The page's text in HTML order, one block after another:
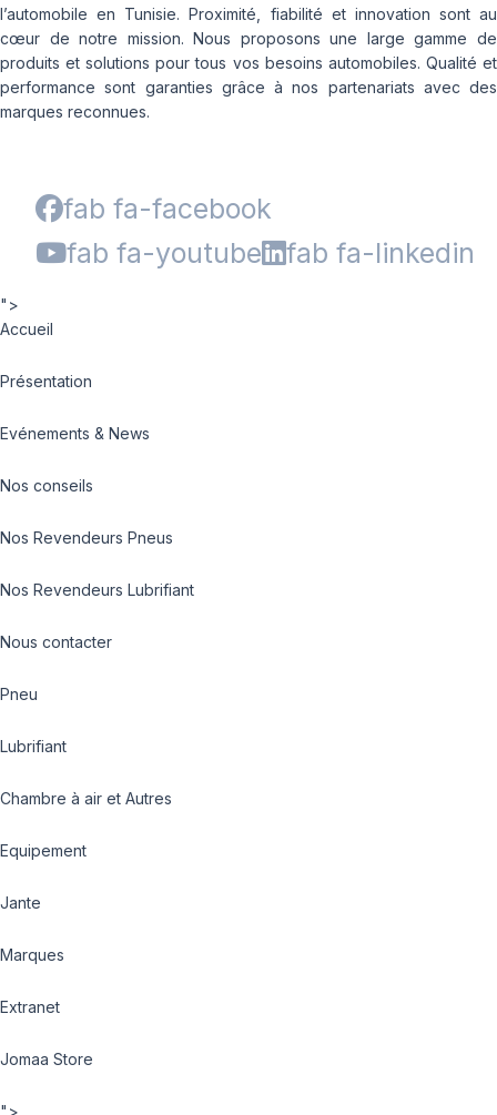
l’automobile en Tunisie. Proximité, fiabilité et innovation sont au
cœur de notre mission. Nous proposons une large gamme de
produits et solutions pour tous vos besoins automobiles. Qualité et
performance sont garanties grâce à nos partenariats avec des
marques reconnues.
fab fa-facebook
fab fa-youtube
fab fa-linkedin
">
Accueil
Présentation
Evénements & News
Nos conseils
Nos Revendeurs Pneus
Nos Revendeurs Lubrifiant
Nous contacter
Pneu
Lubrifiant
Chambre à air et Autres
Equipement
Jante
Marques
Extranet
Jomaa Store
">